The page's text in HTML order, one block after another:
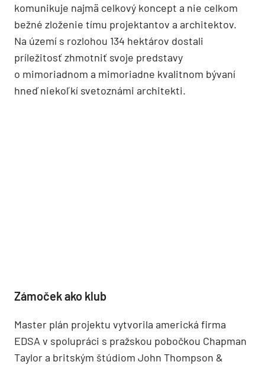
komunikuje najmä celkový koncept a nie celkom
bežné zloženie tímu projektantov a architektov.
Na území s rozlohou 134 hektárov dostali
príležitosť zhmotniť svoje predstavy
o mimoriadnom a mimoriadne kvalitnom bývaní
hneď niekoľkí svetoznámi architekti.
Zámoček ako klub
Master plán projektu vytvorila americká firma
EDSA v spolupráci s pražskou pobočkou Chapman
Taylor a britským štúdiom John Thompson &